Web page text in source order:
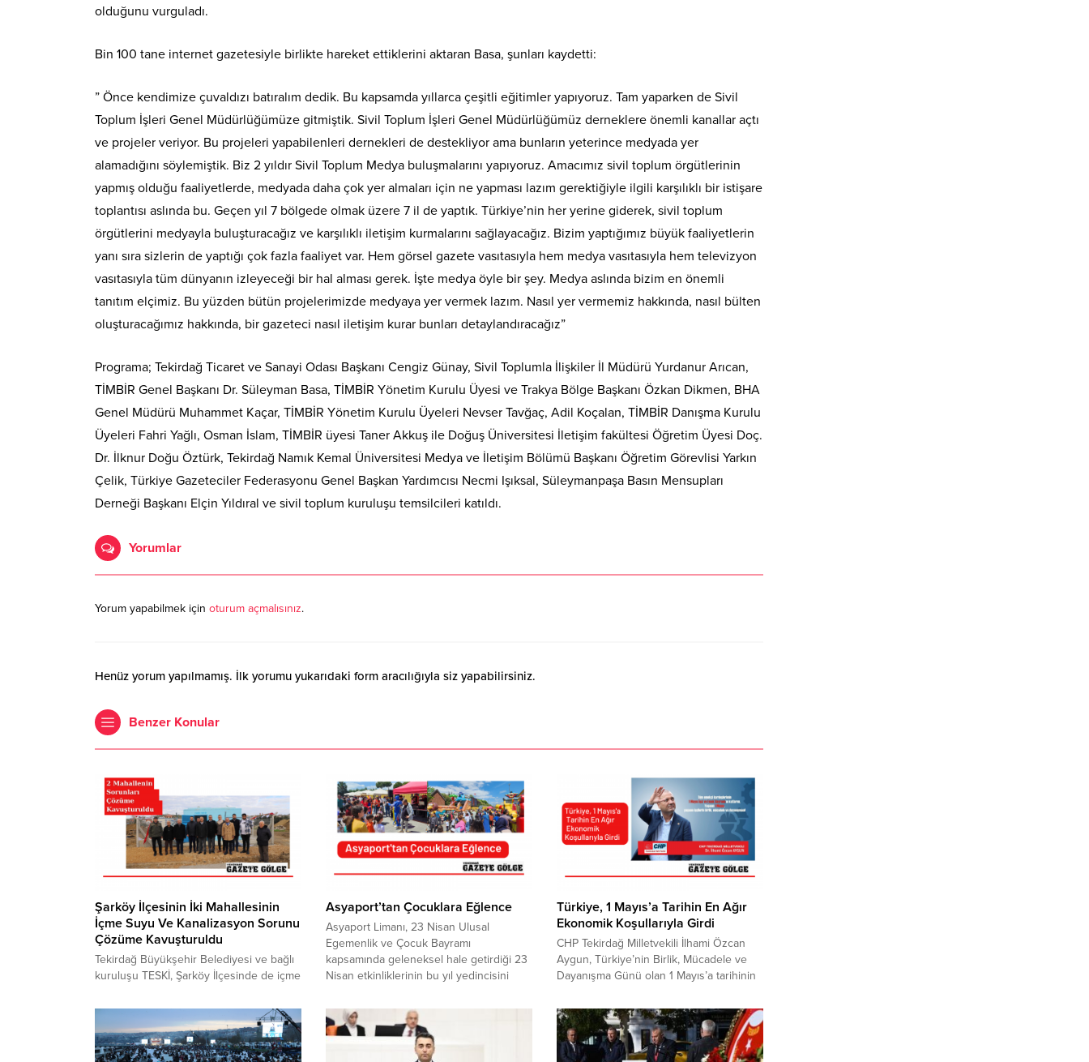
olduğunu vurguladı.
Bin 100 tane internet gazetesiyle birlikte hareket ettiklerini aktaran Basa, şunları kaydetti:
” Önce kendimize çuvaldızı batıralım dedik. Bu kapsamda yıllarca çeşitli eğitimler yapıyoruz. Tam yaparken de Sivil
Toplum İşleri Genel Müdürlüğümüze gitmiştik. Sivil Toplum İşleri Genel Müdürlüğümüz derneklere önemli kanallar açtı
ve projeler veriyor. Bu projeleri yapabilenleri dernekleri de destekliyor ama bunların yeterince medyada yer
alamadığını söylemiştik. Biz 2 yıldır Sivil Toplum Medya buluşmalarını yapıyoruz. Amacımız sivil toplum örgütlerinin
yapmış olduğu faaliyetlerde, medyada daha çok yer almaları için ne yapması lazım gerektiğiyle ilgili karşılıklı bir istişare
toplantısı aslında bu. Geçen yıl 7 bölgede olmak üzere 7 il de yaptık. Türkiye’nin her yerine giderek, sivil toplum
örgütlerini medyayla buluşturacağız ve karşılıklı iletişim kurmalarını sağlayacağız. Bizim yaptığımız büyük faaliyetlerin
yanı sıra sizlerin de yaptığı çok fazla faaliyet var. Hem görsel gazete vasıtasıyla hem medya vasıtasıyla hem televizyon
vasıtasıyla tüm dünyanın izleyeceği bir hal alması gerek. İşte medya öyle bir şey. Medya aslında bizim en önemli
tanıtım elçimiz. Bu yüzden bütün projelerimizde medyaya yer vermek lazım. Nasıl yer vermemiz hakkında, nasıl bülten
oluşturacağımız hakkında, bir gazeteci nasıl iletişim kurar bunları detaylandıracağız”
Programa; Tekirdağ Ticaret ve Sanayi Odası Başkanı Cengiz Günay, Sivil Toplumla İlişkiler İl Müdürü Yurdanur Arıcan,
TİMBİR Genel Başkanı Dr. Süleyman Basa, TİMBİR Yönetim Kurulu Üyesi ve Trakya Bölge Başkanı Özkan Dikmen, BHA
Genel Müdürü Muhammet Kaçar, TİMBİR Yönetim Kurulu Üyeleri Nevser Tavğaç, Adil Koçalan, TİMBİR Danışma Kurulu
Üyeleri Fahri Yağlı, Osman İslam, TİMBİR üyesi Taner Akkuş ile Doğuş Üniversitesi İletişim fakültesi Öğretim Üyesi Doç.
Dr. İlknur Doğu Öztürk, Tekirdağ Namık Kemal Üniversitesi Medya ve İletişim Bölümü Başkanı Öğretim Görevlisi Yarkın
Çelik, Türkiye Gazeteciler Federasyonu Genel Başkan Yardımcısı Necmi Işıksal, Süleymanpaşa Basın Mensupları
Derneği Başkanı Elçin Yıldıral ve sivil toplum kuruluşu temsilcileri katıldı.
Yorumlar
Yorum yapabilmek için oturum açmalısınız.
Henüz yorum yapılmamış. İlk yorumu yukarıdaki form aracılığıyla siz yapabilirsiniz.
Benzer Konular
Şarköy İlçesinin İki Mahallesinin
İçme Suyu Ve Kanalizasyon Sorunu
Çözüme Kavuşturuldu
Tekirdağ Büyükşehir Belediyesi ve bağlı
kuruluşu TESKİ, Şarköy İlçesinde de içme
tamamladı. Şarköy ilçesinde üst kotlar
içme suyu inşaatı ile muhtelif sokaklarda
içme suyu ve kanalizasyon inşaatı yapım
işi kapsamında Cumhuriyet
Asyaport’tan Çocuklara Eğlence
Asyaport Limanı, 23 Nisan Ulusal
Egemenlik ve Çocuk Bayramı
kapsamında geleneksel hale getirdiği 23
Nisan etkinliklerinin bu yıl yedincisini
arasında gösterilen Asyaport Limanı,
çalışanların çocukları ve bölgedeki
çocukların eğlenip, aktiviteler
gerçekleştirdiği etkinlik düzenledi. Liman
Türkiye, 1 Mayıs’a Tarihin En Ağır
Ekonomik Koşullarıyla Girdi
CHP Tekirdağ Milletvekili İlhami Özcan
Aygun, Türkiye’nin Birlik, Mücadele ve
Dayanışma Günü olan 1 Mayıs’a tarihinin
söyledi. 1 Mayıs mesajı yayınlayan Aygun,
milyonlarca vatandaşın alım gücünün
kalmadığını ve aylık ücretleri ile yaşam
mücadelesi verdiklerini belirterek şunları